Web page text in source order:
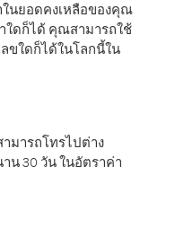
ในยอดคงเหลือของคุณ
ใดก็ได้ คุณสามารถใช้
ขใดก็ได้ในโลกนี้ใน
มารถโทรไปต่าง
น 30 วัน ในอัตราค่า